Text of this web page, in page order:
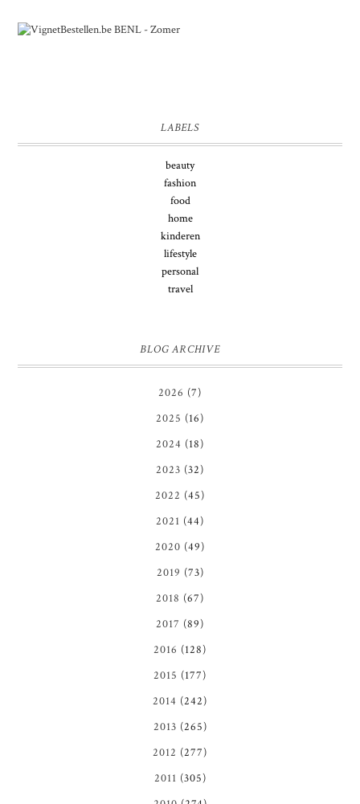
LABELS
beauty
fashion
food
home
kinderen
lifestyle
personal
travel
BLOG ARCHIVE
2026 (7)
2025 (16)
2024 (18)
2023 (32)
2022 (45)
2021 (44)
2020 (49)
2019 (73)
2018 (67)
2017 (89)
2016 (128)
2015 (177)
2014 (242)
2013 (265)
2012 (277)
2011 (305)